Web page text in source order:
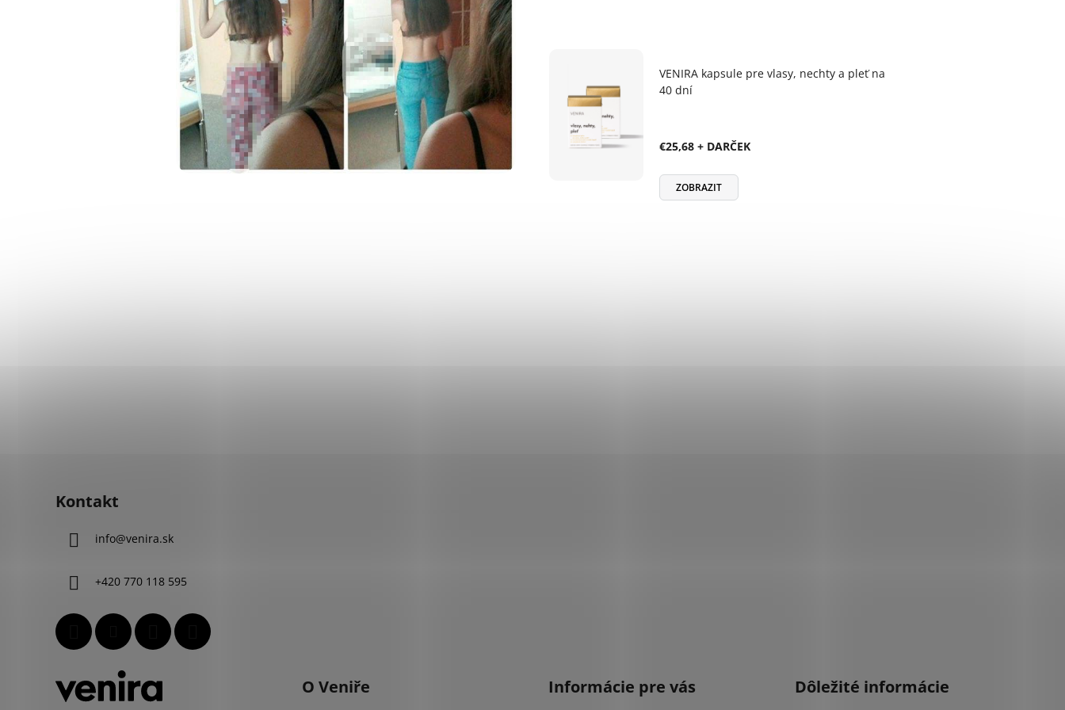
VENIRA kapsule pre vlasy, nechty a pleť na
40 dní
€25,68 + DARČEK
ZOBRAZIT
Kontakt
info@venira.sk
+420 770 118 595
O Veniře Informácie pre vás Dôležité informácie